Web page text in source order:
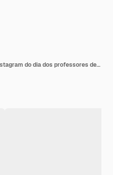
Coleção de histórias do instagram do dia dos professores desenhada à mão